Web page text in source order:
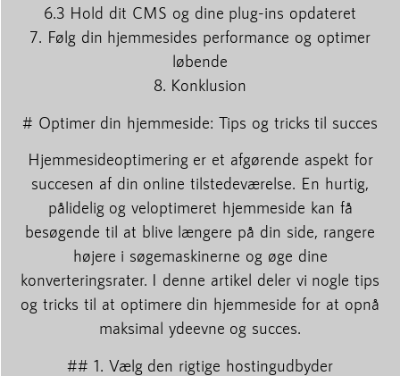
6.3 Hold dit CMS og dine plug-ins opdateret
7. Følg din hjemmesides performance og optimer
løbende
8. Konklusion
# Optimer din hjemmeside: Tips og tricks til succes
Hjemmesideoptimering er et afgørende aspekt for
succesen af din online tilstedeværelse. En hurtig,
pålidelig og veloptimeret hjemmeside kan få
besøgende til at blive længere på din side, rangere
højere i søgemaskinerne og øge dine
konverteringsrater. I denne artikel deler vi nogle tips
og tricks til at optimere din hjemmeside for at opnå
maksimal ydeevne og succes.
## 1. Vælg den rigtige hostingudbyder